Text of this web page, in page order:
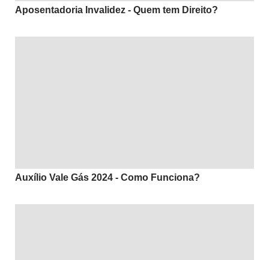
Aposentadoria Invalidez - Quem tem Direito?
Auxílio Vale Gás 2024 - Como Funciona?